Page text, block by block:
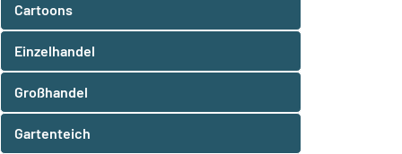
Cartoons
Einzelhandel
Großhandel
Gartenteich